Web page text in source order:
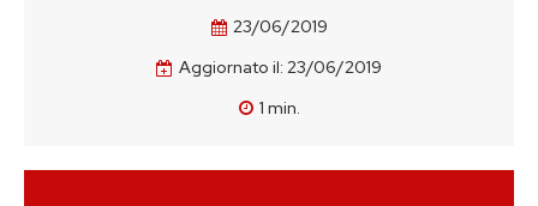
23/06/2019
Aggiornato il: 23/06/2019
1 min.